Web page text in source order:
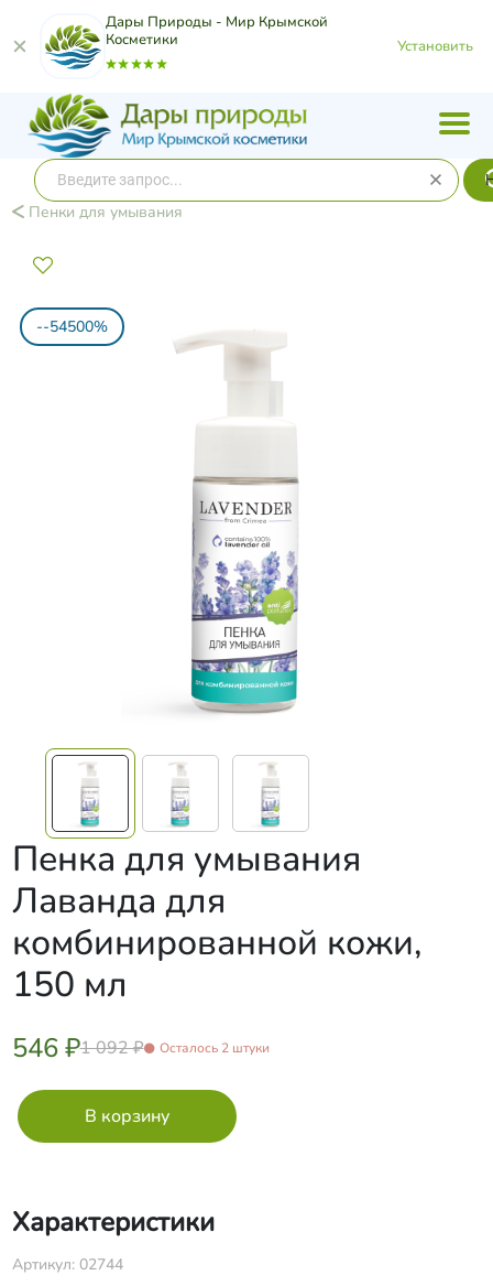
Дары Природы - Мир Крымской
Косметики
Установить
Пенки для умывания
--54500%
Пенка для умывания
Лаванда для
комбинированной кожи,
150 мл
546 ₽1 092 ₽ Осталось 2 штуки
Характеристики
Артикул: 02744